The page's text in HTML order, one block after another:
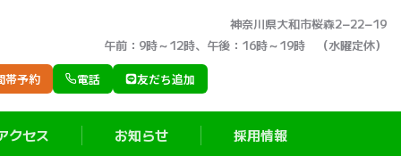
神奈川県大和市桜森2−22−19
午前：9時～12時、午後：16時～19時 （水曜定休）
帯予約 電話 友だち追加
クセス お知らせ 採用情報